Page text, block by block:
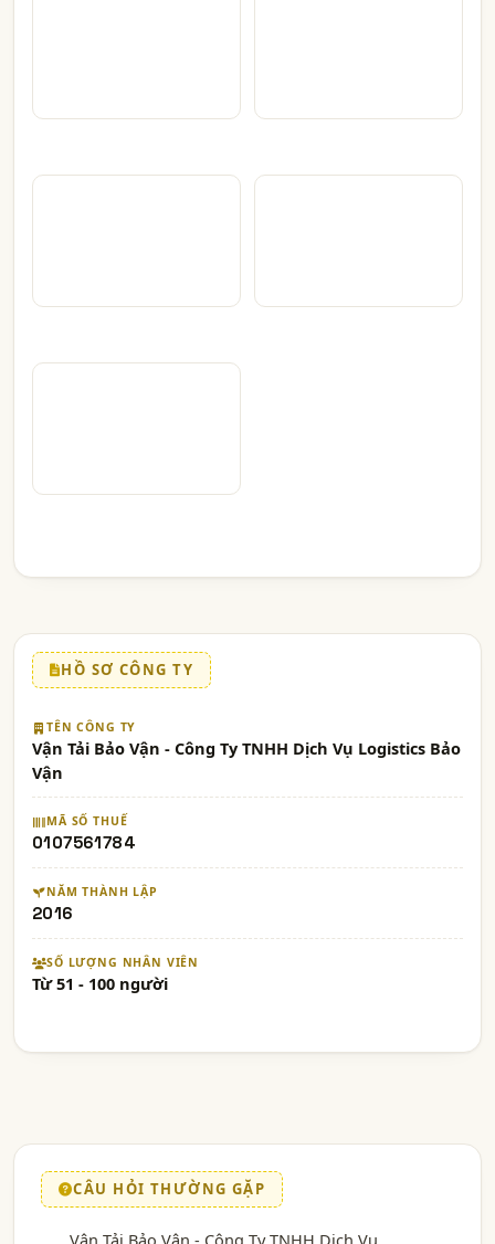
HỒ SƠ CÔNG TY
TÊN CÔNG TY
Vận Tải Bảo Vận - Công Ty TNHH Dịch Vụ Logistics Bảo
Vận
MÃ SỐ THUẾ
0107561784
NĂM THÀNH LẬP
2016
SỐ LƯỢNG NHÂN VIÊN
Từ 51 - 100 người
CÂU HỎI THƯỜNG GẶP